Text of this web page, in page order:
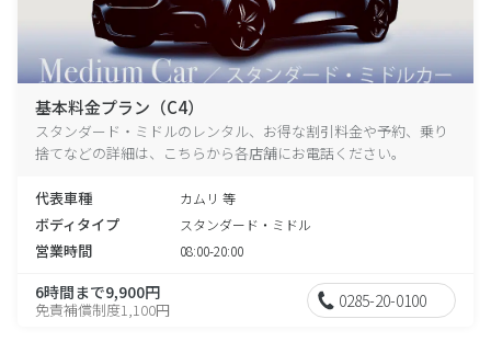
基本料金プラン（C4）
スタンダード・ミドルのレンタル、お得な割引料金や予約、乗り
捨てなどの詳細は、こちらから各店舗にお電話ください。
代表車種 カムリ 等
ボディタイプ スタンダード・ミドル
営業時間 08:00-20:00
6時間まで9,900円
免責補償制度1,100円 0285-20-0100